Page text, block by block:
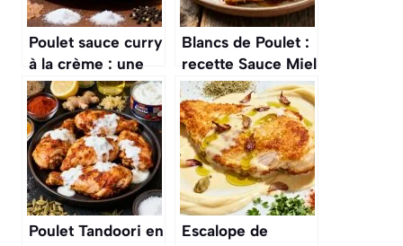
Poulet sauce curry
à la crème : une
recette
savoureuse
Blancs de Poulet :
recette Sauce Miel
et Balsamique
Poulet Tandoori en
Escalope de